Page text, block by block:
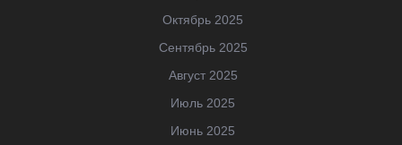
Октябрь 2025
Сентябрь 2025
Август 2025
Июль 2025
Июнь 2025